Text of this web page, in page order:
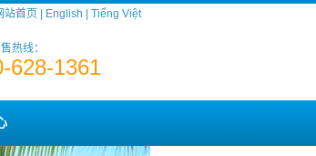
站首页 English Tiếng Việt
热线：
628-1361